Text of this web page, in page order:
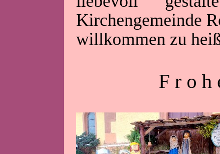
Kirchengemeinde
willkommen zu
F r o h